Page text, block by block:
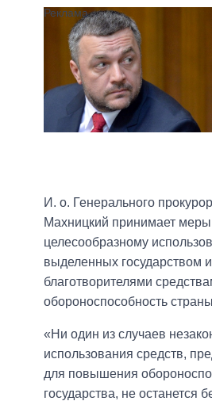
ВСЕ ПЕРСОНЫ
И. о. Генерального
Махницкий принимает
целесообразному
выделенных государством и
благотворителями
обороноспособность
«Ни один из случаев
использования средств,
для повышения
государства, не останется